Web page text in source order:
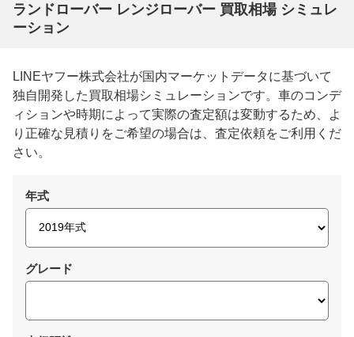
ランドローバー レンジローバー 買取相場 シミュレ
ーション
LINEヤフー株式会社が国内マーケットデータに基づいて
独自開発した買取相場シミュレーションです。車のコンデ
ィションや時期によって実際の査定額は変動するため、よ
り正確な見積りをご希望の場合は、査定依頼をご利用くだ
さい。
年式
グレード